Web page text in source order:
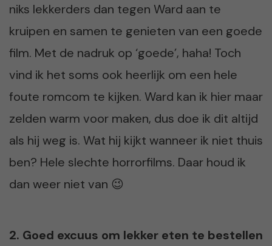
niks lekkerders dan tegen Ward aan te
kruipen en samen te genieten van een goede
film. Met de nadruk op ‘goede’, haha! Toch
vind ik het soms ook heerlijk om een hele
foute romcom te kijken. Ward kan ik hier maar
zelden warm voor maken, dus doe ik dit altijd
als hij weg is. Wat hij kijkt wanneer ik niet thuis
ben? Hele slechte horrorfilms. Daar houd ik
dan weer niet van 😉
2. Goed excuus om lekker eten te bestellen